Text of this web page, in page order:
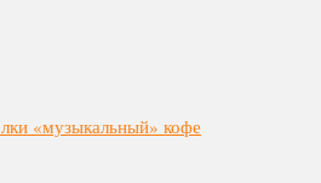
«музыкальный» кофе